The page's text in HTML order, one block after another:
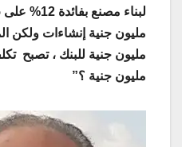
مليون جنية ؟”